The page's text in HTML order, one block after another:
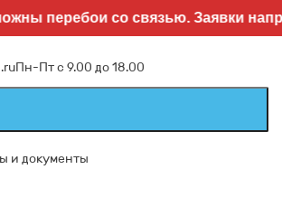
перебои со связью. Заявки
Пн-Пт с 9.00 до 18.00
и документы